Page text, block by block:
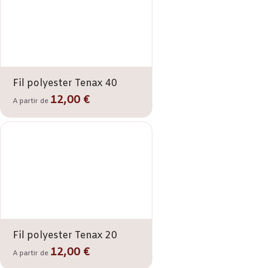
Fil polyester Tenax 40
A partir de 12,00 €
Fil polyester Tenax 20
A partir de 12,00 €